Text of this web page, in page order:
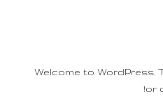
Welcome to WordPress.
or